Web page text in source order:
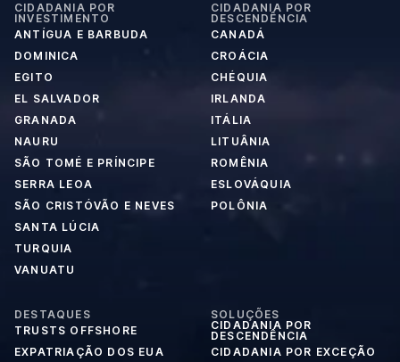
CIDADANIA POR
INVESTIMENTO
ANTÍGUA E BARBUDA
DOMINICA
EGITO
EL SALVADOR
GRANADA
NAURU
SÃO TOMÉ E PRÍNCIPE
SERRA LEOA
SÃO CRISTÓVÃO E NEVES
SANTA LÚCIA
TURQUIA
VANUATU
CIDADANIA POR
DESCENDÊNCIA
CANADÁ
CROÁCIA
CHÉQUIA
IRLANDA
ITÁLIA
LITUÂNIA
ROMÊNIA
ESLOVÁQUIA
POLÔNIA
DESTAQUES
TRUSTS OFFSHORE
EXPATRIAÇÃO DOS EUA
SOLUÇÕES
CIDADANIA POR
DESCENDÊNCIA
CIDADANIA POR EXCEÇÃO